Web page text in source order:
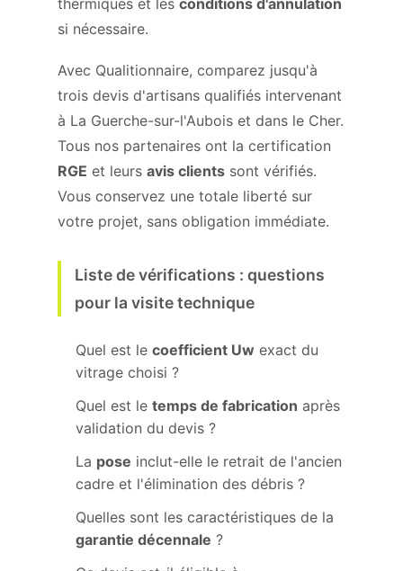
thermiques et les conditions d'annulation
si nécessaire.
Avec Qualitionnaire, comparez jusqu'à
trois devis d'artisans qualifiés intervenant
à La Guerche-sur-l'Aubois et dans le Cher.
Tous nos partenaires ont la certification
RGE et leurs avis clients sont vérifiés.
Vous conservez une totale liberté sur
votre projet, sans obligation immédiate.
Liste de vérifications : questions
pour la visite technique
Quel est le coefficient Uw exact du
vitrage choisi ?
Quel est le temps de fabrication après
validation du devis ?
La pose inclut-elle le retrait de l'ancien
cadre et l'élimination des débris ?
Quelles sont les caractéristiques de la
garantie décennale ?